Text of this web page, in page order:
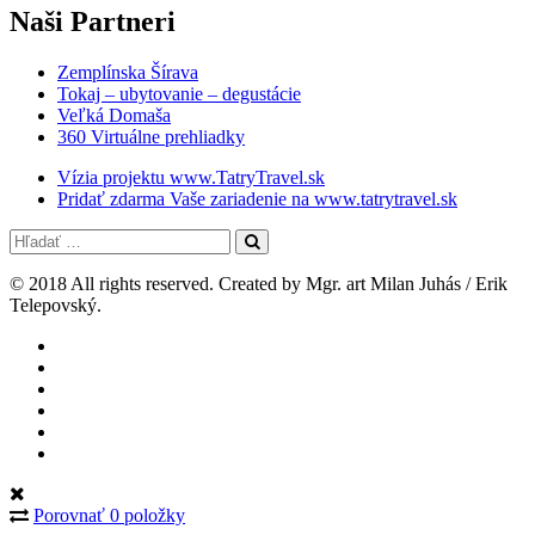
Naši Partneri
Zemplínska Šírava
Tokaj – ubytovanie – degustácie
Veľká Domaša
360 Virtuálne prehliadky
Vízia projektu www.TatryTravel.sk
Pridať zdarma Vaše zariadenie na www.tatrytravel.sk
© 2018 All rights reserved. Created by Mgr. art Milan Juhás / Erik
Telepovský.
Porovnať 0 položky